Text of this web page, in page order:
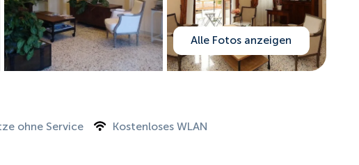
Alle Fotos anzeigen
ohne Service Kostenloses WLAN